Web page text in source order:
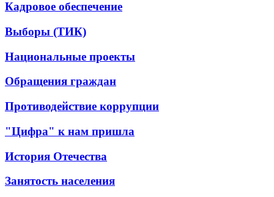
Кадровое обеспечение
Выборы (ТИК)
Национальные проекты
Обращения граждан
Противодействие коррупции
"Цифра" к нам пришла
История Отечества
Занятость населения